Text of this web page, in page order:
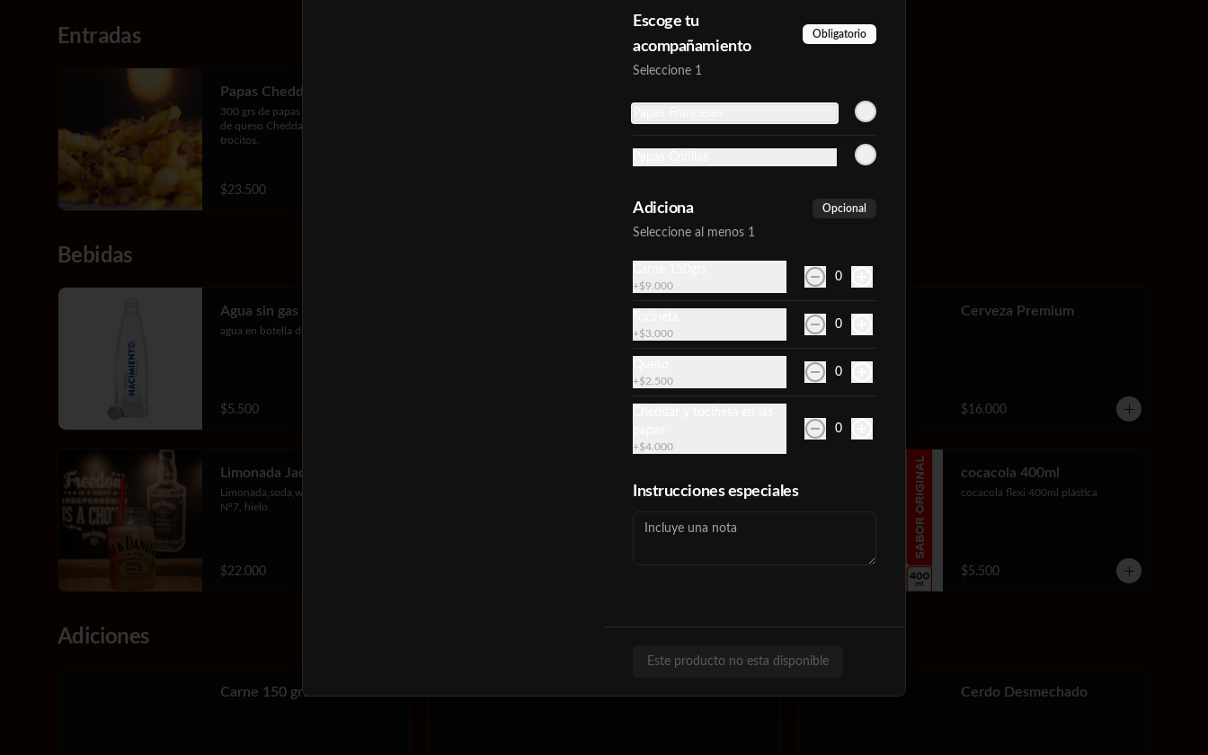
Entradas
Papas Cheddar y Tocineta
300 grs de papas francesas con salsa
de queso Cheddar y tocineta en
trocitos.
$23.500
a la plancha picados con papa criolla
Bebidas
Agua sin gas 300 ml
agua en botella de vidrio
$5.500
Cerveza Cerveza Premium
$16.000
Limonada Jack Daniels
Limonada,soda,whiskey Jack Daniels
Nº7, hielo.
$22.000
cocacola 400ml
cocacola flexi 400ml plástica
$5.500
Adiciones
Carne 150 grs Cerdo Desmechado
Escoge tu
acompañamiento
Obligatorio
Seleccione 1
Adiciona Opcional
Seleccione al menos 1
+$9.000
0
+$3.000
0
+$2.500
0
+$4.000
0
Instrucciones especiales
Este producto no esta disponible